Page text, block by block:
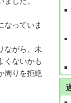
なっていま
ながら、未
くないかも
周りを拒絶